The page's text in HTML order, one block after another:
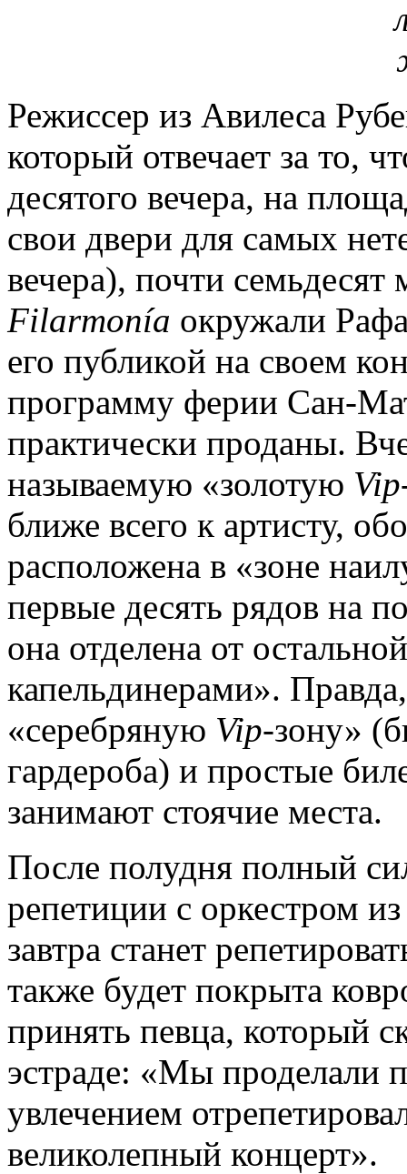
Режиссер из Авилеса
который отвечает за то,
десятого вечера, на
свои двери для самых
вечера), почти
Filarmonía окружали
его публикой на своем
программу ферии Сан-
практически проданы.
называемую «золотую Vip
ближе всего к артисту,
расположена в «зоне
первые десять рядов на
она отделена от
капельдинерами».
«серебряную Vip-зону»
гардероба) и простые
занимают стоячие места.
После полудня полный
репетиции с оркестром
завтра станет
также будет покрыта
принять певца, который
эстраде: «Мы проделали
увлечением
великолепный концерт».